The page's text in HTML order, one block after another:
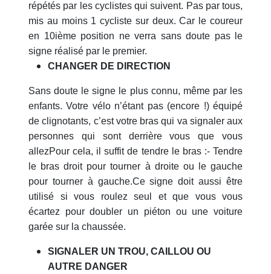
répétés par les cyclistes qui suivent. Pas par tous,
mis au moins 1 cycliste sur deux. Car le coureur
en 10ième position ne verra sans doute pas le
signe réalisé par le premier.
CHANGER DE DIRECTION
Sans doute le signe le plus connu, même par les
enfants. Votre vélo n’étant pas (encore !) équipé
de clignotants, c’est votre bras qui va signaler aux
personnes qui sont derrière vous que vous
allezPour cela, il suffit de tendre le bras :- Tendre
le bras droit pour tourner à droite ou le gauche
pour tourner à gauche.Ce signe doit aussi être
utilisé si vous roulez seul et que vous vous
écartez pour doubler un piéton ou une voiture
garée sur la chaussée.
SIGNALER UN TROU, CAILLOU OU
AUTRE DANGER